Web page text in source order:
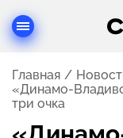
Главная
«Динамо-
три очка